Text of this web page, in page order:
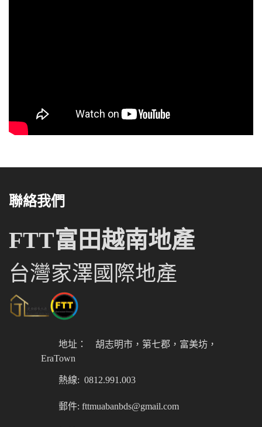
聯絡我們
FTT富田越南地產
台灣家澤國際地產
地址：
胡志明市，第七郡，富美坊，
EraTown
熱線: 0812.991.003
郵件: fttmuabanbds@gmail.com